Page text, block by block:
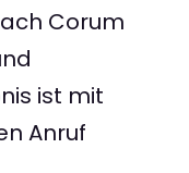
Corum
ist mit
Anruf